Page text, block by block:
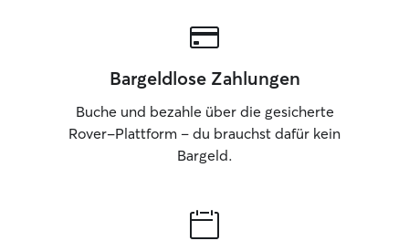
Bargeldlose Zahlungen
Buche und bezahle über die gesicherte
Rover-Plattform – du brauchst dafür kein
Bargeld.